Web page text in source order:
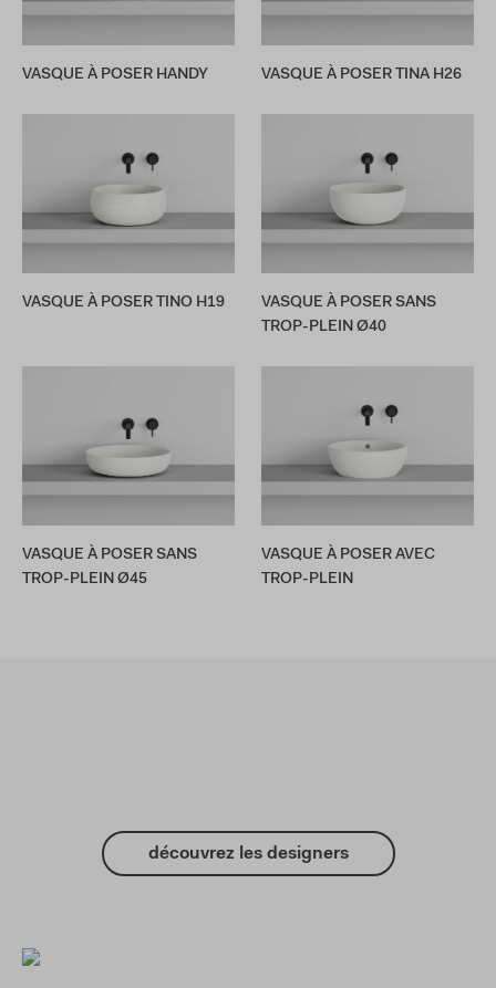
VASQUE À POSER HANDY VASQUE À POSER TINA H26
VASQUE À POSER TINO H19
VASQUE À POSER SANS
TROP-PLEIN Ø40
VASQUE À POSER SANS
TROP-PLEIN Ø45
VASQUE À POSER AVEC
TROP-PLEIN
découvrez les designers